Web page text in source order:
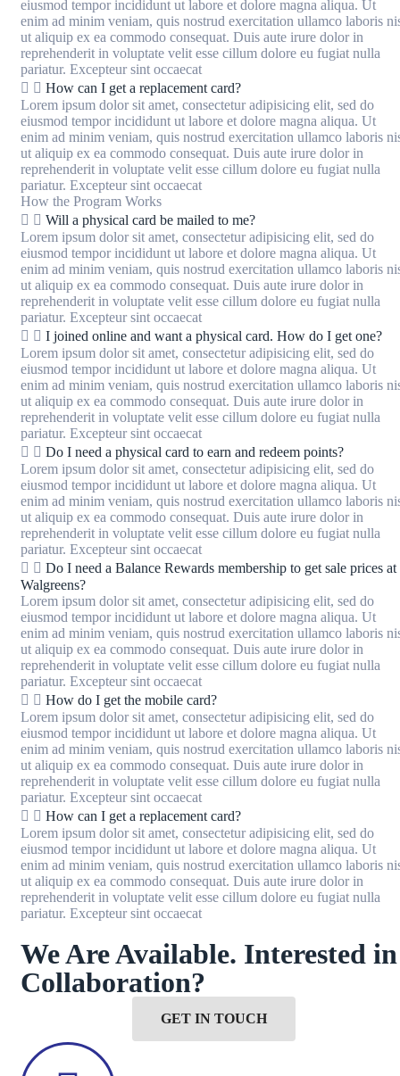
eiusmod tempor incididunt ut labore et dolore magna aliqua. Ut
enim ad minim veniam, quis nostrud exercitation ullamco laboris
ut aliquip ex ea commodo consequat. Duis aute irure dolor in
reprehenderit in voluptate velit esse cillum dolore eu fugiat nulla
pariatur. Excepteur sint occaecat
How can I get a replacement card?
Lorem ipsum dolor sit amet, consectetur adipisicing elit, sed do
eiusmod tempor incididunt ut labore et dolore magna aliqua. Ut
enim ad minim veniam, quis nostrud exercitation ullamco laboris
ut aliquip ex ea commodo consequat. Duis aute irure dolor in
reprehenderit in voluptate velit esse cillum dolore eu fugiat nulla
pariatur. Excepteur sint occaecat
How the Program Works
Will a physical card be mailed to me?
Lorem ipsum dolor sit amet, consectetur adipisicing elit, sed do
eiusmod tempor incididunt ut labore et dolore magna aliqua. Ut
enim ad minim veniam, quis nostrud exercitation ullamco laboris
ut aliquip ex ea commodo consequat. Duis aute irure dolor in
reprehenderit in voluptate velit esse cillum dolore eu fugiat nulla
pariatur. Excepteur sint occaecat
I joined online and want a physical card. How do I get one?
Lorem ipsum dolor sit amet, consectetur adipisicing elit, sed do
eiusmod tempor incididunt ut labore et dolore magna aliqua. Ut
enim ad minim veniam, quis nostrud exercitation ullamco laboris
ut aliquip ex ea commodo consequat. Duis aute irure dolor in
reprehenderit in voluptate velit esse cillum dolore eu fugiat nulla
pariatur. Excepteur sint occaecat
Do I need a physical card to earn and redeem points?
Lorem ipsum dolor sit amet, consectetur adipisicing elit, sed do
eiusmod tempor incididunt ut labore et dolore magna aliqua. Ut
enim ad minim veniam, quis nostrud exercitation ullamco laboris
ut aliquip ex ea commodo consequat. Duis aute irure dolor in
reprehenderit in voluptate velit esse cillum dolore eu fugiat nulla
pariatur. Excepteur sint occaecat
Do I need a Balance Rewards membership to get sale prices at
Walgreens?
Lorem ipsum dolor sit amet, consectetur adipisicing elit, sed do
eiusmod tempor incididunt ut labore et dolore magna aliqua. Ut
enim ad minim veniam, quis nostrud exercitation ullamco laboris
ut aliquip ex ea commodo consequat. Duis aute irure dolor in
reprehenderit in voluptate velit esse cillum dolore eu fugiat nulla
pariatur. Excepteur sint occaecat
How do I get the mobile card?
Lorem ipsum dolor sit amet, consectetur adipisicing elit, sed do
eiusmod tempor incididunt ut labore et dolore magna aliqua. Ut
enim ad minim veniam, quis nostrud exercitation ullamco laboris
ut aliquip ex ea commodo consequat. Duis aute irure dolor in
reprehenderit in voluptate velit esse cillum dolore eu fugiat nulla
pariatur. Excepteur sint occaecat
How can I get a replacement card?
Lorem ipsum dolor sit amet, consectetur adipisicing elit, sed do
eiusmod tempor incididunt ut labore et dolore magna aliqua. Ut
enim ad minim veniam, quis nostrud exercitation ullamco laboris
ut aliquip ex ea commodo consequat. Duis aute irure dolor in
reprehenderit in voluptate velit esse cillum dolore eu fugiat nulla
pariatur. Excepteur sint occaecat
We Are Available. Interested in
Collaboration?
GET IN TOUCH